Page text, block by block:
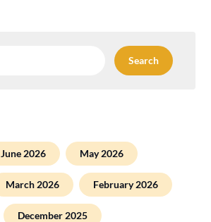
June 2026 May 2026
March 2026 February 2026
December 2025